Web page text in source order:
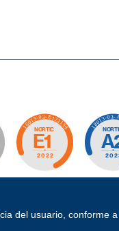
Desarrollado por
del usuario, conforme a